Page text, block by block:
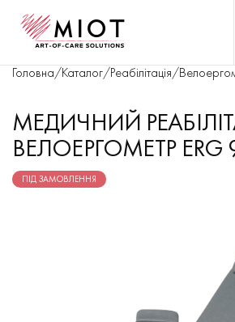
Головна/Каталог/Реабілітація/
МЕДИЧНИЙ
ВЕЛОЕРГОМЕТР ERG
ПІД ЗАМОВЛЕННЯ